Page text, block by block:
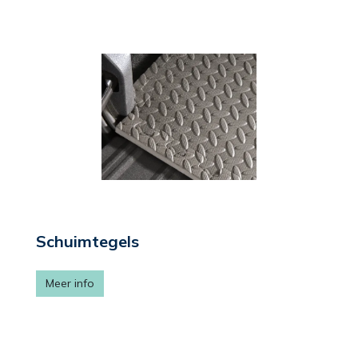
Schuimtegels
Meer info